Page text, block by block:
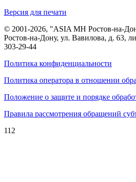
Версия для печати
© 2001-2026, "ASIA MH Ростов-на-
Ростов-на-Дону, ул. Вавилова, д. 63,
303-29-44
Политика конфиденциальности
Политика оператора в отношении
Положение о защите и порядке
Правила рассмотрения обращений
112